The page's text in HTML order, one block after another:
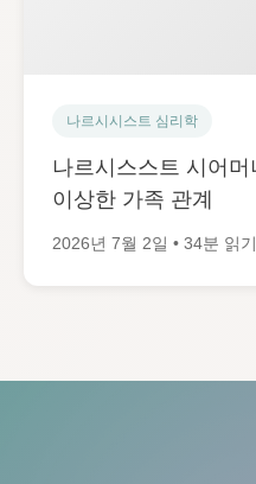
나르시시스트 심리학
나르시스스트 시어
이상한 가족 관계
2026년 7월 2일 • 34분 읽기